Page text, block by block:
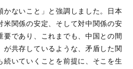
ないこと」と強調しました。日本
米関係の安定、そして対中関係の安
要であり、これまでも、中国との間
が共存しているような、矛盾した関
続いていくことを前提に、そこを生